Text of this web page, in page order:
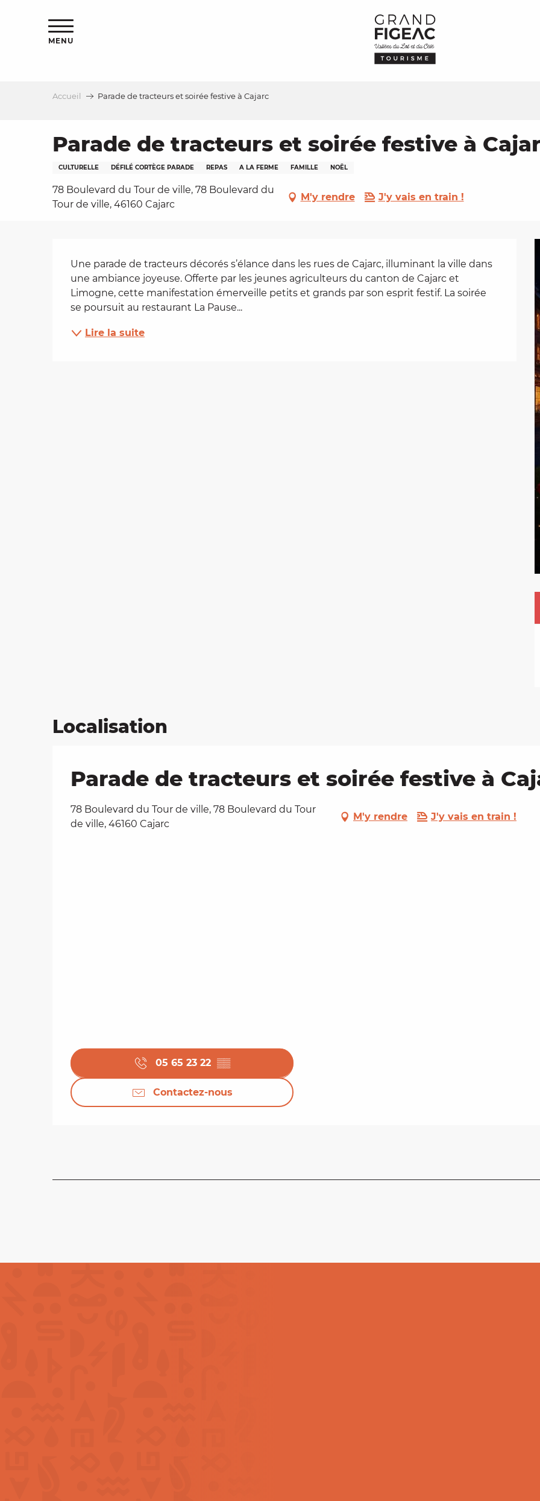
MENU
Accueil Parade de tracteurs et soirée festive à Cajarc
Parade de tracteurs et soirée festive à
CULTURELLE DÉFILÉ CORTÈGE PARADE REPAS A LA FERME FAMILLE NOËL
78 Boulevard du Tour de ville, 78 Boulevard du
Tour de ville, 46160 Cajarc
M'y rendre J'y vais en train !
Description
Une parade de tracteurs décorés s’élance dans les rues de Cajarc, illuminant la ville dans
une ambiance joyeuse. Offerte par les jeunes agriculteurs du canton de Cajarc et
Limogne, cette manifestation émerveille petits et grands par son esprit festif. La soirée
se poursuit au restaurant La Pause...
Lire la suite
Localisation
Parade de tracteurs et soirée festive à
78 Boulevard du Tour de ville, 78 Boulevard du Tour
de ville, 46160 Cajarc
M'y rendre J'y vais en train !
05 65 23 22 ▒▒
Contactez-nous